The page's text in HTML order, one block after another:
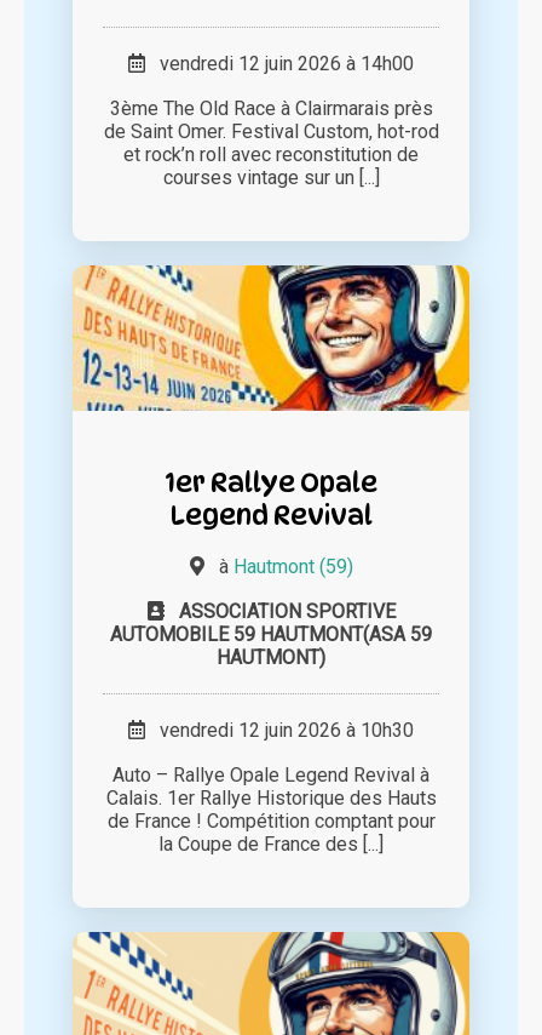
vendredi 12 juin 2026 à 14h00
3ème The Old Race à Clairmarais près
de Saint Omer. Festival Custom, hot-rod
et rock’n roll avec reconstitution de
courses vintage sur un [...]
1er Rallye Opale
Legend Revival
à Hautmont (59)
ASSOCIATION SPORTIVE
AUTOMOBILE 59 HAUTMONT(ASA 59
HAUTMONT)
vendredi 12 juin 2026 à 10h30
Auto – Rallye Opale Legend Revival à
Calais. 1er Rallye Historique des Hauts
de France ! Compétition comptant pour
la Coupe de France des [...]